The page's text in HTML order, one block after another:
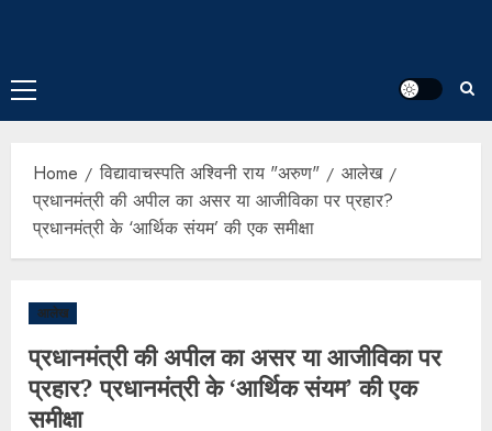
Home विद्यावाचस्पति अश्विनी राय "अरुण"
आलेख
प्रधानमंत्री की अपील का असर या आजीविका पर प्रहार?
प्रधानमंत्री के ‘आर्थिक संयम’ की एक समीक्षा
आलेख
प्रधानमंत्री की अपील का असर या आजीविका पर
प्रहार? प्रधानमंत्री के ‘आर्थिक संयम’ की एक
समीक्षा